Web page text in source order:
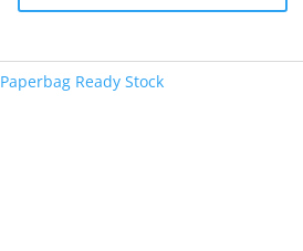
Paperbag Ready Stock